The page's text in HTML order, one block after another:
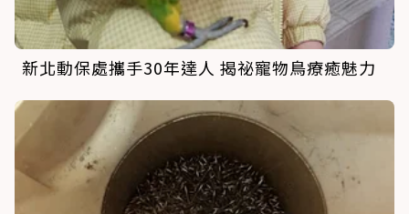
新北動保處攜手30年達人 揭祕寵物鳥療癒魅力